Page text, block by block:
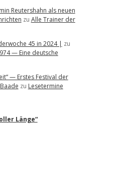
Reutershahn als neuen
zu Alle Trainer der
45 in 2024 | zu
— Eine deutsche
— Erstes Festival der
zu Lesetermine
Länge“